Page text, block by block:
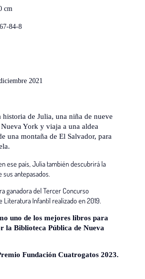
cm
84-8
2021
historia de Julia, una niña de nueve
York y viaja a una aldea
una montaña de El Salvador, para
ese país, Julia también descubrirá la
sus antepasados.
ganadora del Tercer Concurso
Literatura Infantil realizado en 2019.
uno de los mejores libros para
la Biblioteca Pública de Nueva
Fundación Cuatrogatos 2023.